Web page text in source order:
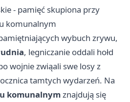
- pamięć skupiona przy
komunalnym
wybuch zrywu,
, legniczanie oddali hołd
wojnie zwiąali swe losy z
tamtych wydarzeń. Na
komunalnymznajdują się